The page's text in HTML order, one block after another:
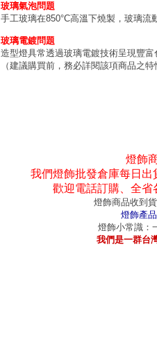
玻璃氣泡問題
手工玻璃在850°C高溫下燒製，玻璃
玻璃電鍍問題
造型燈具常透過玻璃電鍍技術呈現豐
（建議購買前，務必詳閱該項商品之
燈飾
我們燈飾批發倉庫每日
歡迎電話訂購、全
燈飾商品收到
燈飾產
燈飾小常識：
我們是一群台